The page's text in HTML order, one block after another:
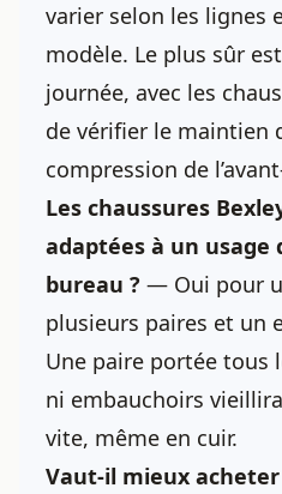
varier selon les lignes
modèle. Le plus sûr
journée, avec les
de vérifier le maintien
compression de
Les chaussures
adaptées à un usage
bureau ? — Oui pour
plusieurs paires et un
Une paire portée tous
ni embauchoirs
vite, même en cuir.
Vaut-il mieux